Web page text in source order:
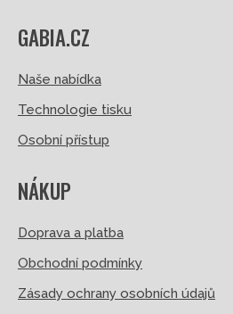
GABIA.CZ
Naše nabídka
Technologie tisku
Osobní přístup
NÁKUP
Doprava a platba
Obchodní podmínky
Zásady ochrany osobních údajů